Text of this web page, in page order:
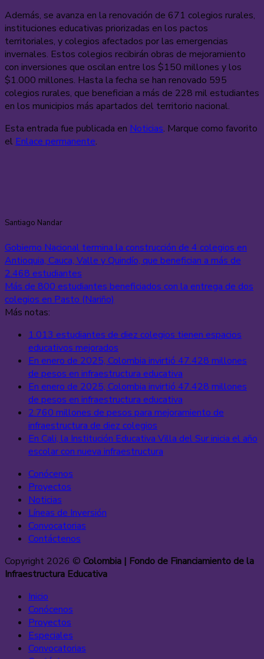
Además, se avanza en la renovación de 671 colegios rurales,
instituciones educativas priorizadas en los pactos
territoriales, y colegios afectados por las emergencias
invernales. Estos colegios recibirán obras de mejoramiento
con inversiones que oscilan entre los $150 millones y los
$1.000 millones. Hasta la fecha se han renovado 595
colegios rurales, que benefician a más de 228 mil estudiantes
en los municipios más apartados del territorio nacional.
Esta entrada fue publicada en Noticias. Marque como favorito
el Enlace permanente.
Santiago Nandar
Gobierno Nacional termina la construcción de 4 colegios en
Antioquia, Cauca, Valle y Quindío, que benefician a más de
2.468 estudiantes
Más de 800 estudiantes beneficiados con la entrega de dos
colegios en Pasto (Nariño)
Más notas:
1.013 estudiantes de diez colegios tienen espacios
educativos mejorados
En enero de 2025, Colombia invirtió 47.428 millones
de pesos en infraestructura educativa
En enero de 2025, Colombia invirtió 47.428 millones
de pesos en infraestructura educativa
2.760 millones de pesos para mejoramiento de
infraestructura de diez colegios
En Cali, la Institución Educativa Villa del Sur inicia el año
escolar con nueva infraestructura
Conócenos
Proyectos
Noticias
Líneas de Inversión
Convocatorias
Contáctenos
Copyright 2026 © Colombia | Fondo de Financiamiento de la
Infraestructura Educativa
Inicio
Conócenos
Proyectos
Especiales
Convocatorias